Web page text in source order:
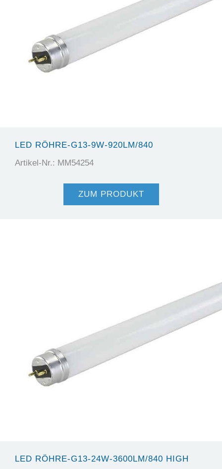
LED RÖHRE-G13-9W-920LM/840
Artikel-Nr.: MM54254
ZUM PRODUKT
LED RÖHRE-G13-24W-3600LM/840 HIGH